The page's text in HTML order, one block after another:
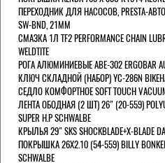
ПЕРЕХОДНИК ДЛЯ НАСОСОВ, PRESTA-
SW-BND, 21ММ
СМАЗКА 1Л TF2 PERFORMANCE CHAIN
WELDTITE
РОГА АЛЮМИНИЕВЫЕ ABE-302 ERGOBAR
КЛЮЧ СКЛАДНОЙ (НАБОР) YC-286N
СЕДЛО КОМФОРТНОЕ SOFT TOUCH
ЛЕНТА ОБОДНАЯ (2 ШТ) 26" (20-559)
SUPER H.P SCHWALBE
КРЫЛЬЯ 29" SKS SHOCKBLADE+X-BLADE
ПОКРЫШКА 26X2.10 (54-559) BILLY
SCHWALBE